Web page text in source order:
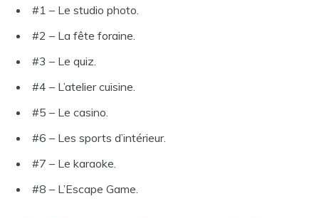
#1 – Le studio photo.
#2 – La fête foraine.
#3 – Le quiz.
#4 – L’atelier cuisine.
#5 – Le casino.
#6 – Les sports d’intérieur.
#7 – Le karaoke.
#8 – L’Escape Game.